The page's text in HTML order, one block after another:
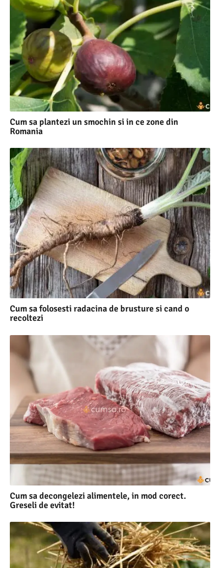
Cum sa plantezi un smochin si in ce zone din
Romania
Cum sa folosesti radacina de brusture si cand o
recoltezi
Cum sa decongelezi alimentele, in mod corect.
Greseli de evitat!